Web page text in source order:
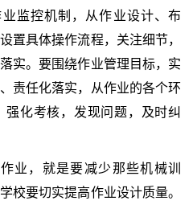
监控机制，从作业设计、布
置具体操作流程，关注细节，
实。要围绕作业管理目标，实
责任化落实，从作业的各个环
化考核，发现问题，及时纠
业，就是要减少那些机械训
校要切实提高作业设计质量。